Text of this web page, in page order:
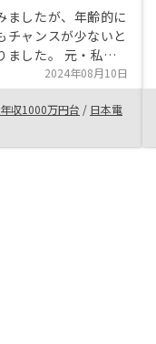
ましたが、年齢的に
チャンスが少ないと
ました。 元・私の
直して住んでおり、
すが、先祖からの土
後代まで残しておき
くなった後でも実家
ようにと思い、都内
2024年08月10日
年収1000万円台 / 日本電